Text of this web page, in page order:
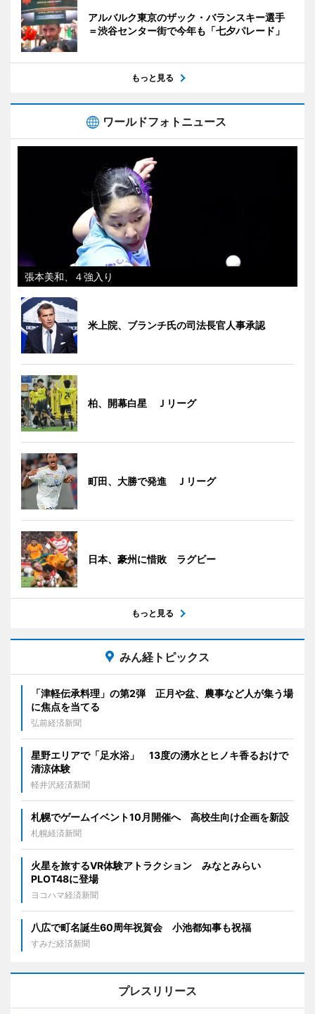
アルバルク東京のザック・バランスキー選手
＝渋谷センター街で今年も「七夕パレード」
もっと見る
ワールドフォトニュース
張本美和、４強入り
米上院、ブランチ氏の司法長官人事承認
柏、開幕白星 Ｊリーグ
町田、大勝で発進 Ｊリーグ
日本、豪州に惜敗 ラグビー
もっと見る
みん経トピックス
「津軽伝承料理」の第2弾 正月や盆、農事など人が集う場
に焦点を当てる
弘前経済新聞
星野エリアで「足水浴」 13度の湧水とヒノキ香るおけで
清涼体験
軽井沢経済新聞
札幌でゲームイベント10月開催へ 高校生向け企画を新設
札幌経済新聞
火星を旅するVR体験アトラクション みなとみらい
PLOT48に登場
ヨコハマ経済新聞
八広で町名誕生60周年祝賀会 小池都知事も祝福
すみだ経済新聞
プレスリリース